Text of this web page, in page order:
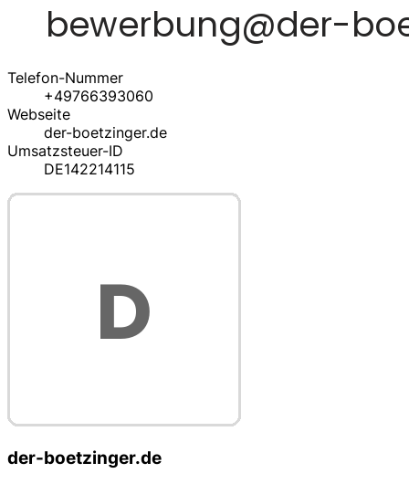
Telefon-Nummer
+49766393060
Webseite
der-boetzinger.de
Umsatzsteuer-ID
DE142214115
der-boetzinger.de